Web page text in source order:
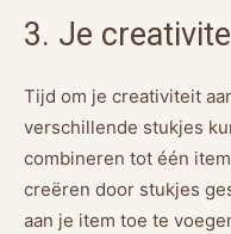
3. Je
Tijd om je creativiteit
verschillende stukjes
combineren tot één
creëren door stukjes
aan je item toe te